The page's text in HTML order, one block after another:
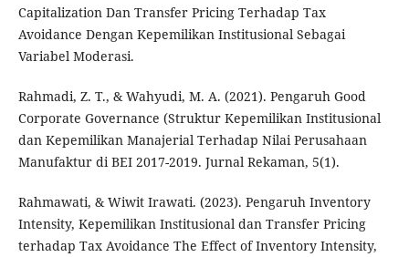
Capitalization Dan Transfer Pricing Terhadap Tax
Avoidance Dengan Kepemilikan Institusional Sebagai
Variabel Moderasi.
Rahmadi, Z. T., & Wahyudi, M. A. (2021). Pengaruh Good
Corporate Governance (Struktur Kepemilikan Institusional
dan Kepemilikan Manajerial Terhadap Nilai Perusahaan
Manufaktur di BEI 2017-2019. Jurnal Rekaman, 5(1).
Rahmawati, & Wiwit Irawati. (2023). Pengaruh Inventory
Intensity, Kepemilikan Institusional dan Transfer Pricing
terhadap Tax Avoidance The Effect of Inventory Intensity,